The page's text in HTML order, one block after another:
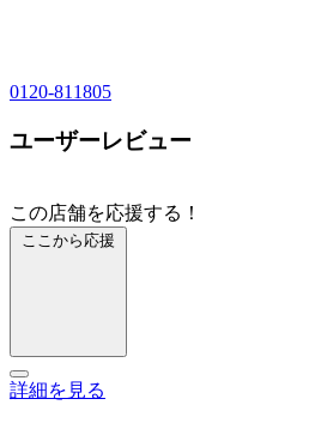
0120-811805
ユーザーレビュー
この店舗を応援する！
ここから応援
詳細を見る